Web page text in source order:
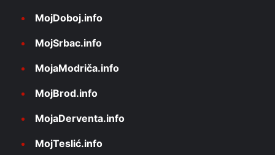
MojDoboj.info
MojSrbac.info
MojaModriča.info
MojBrod.info
MojaDerventa.info
MojTeslić.info